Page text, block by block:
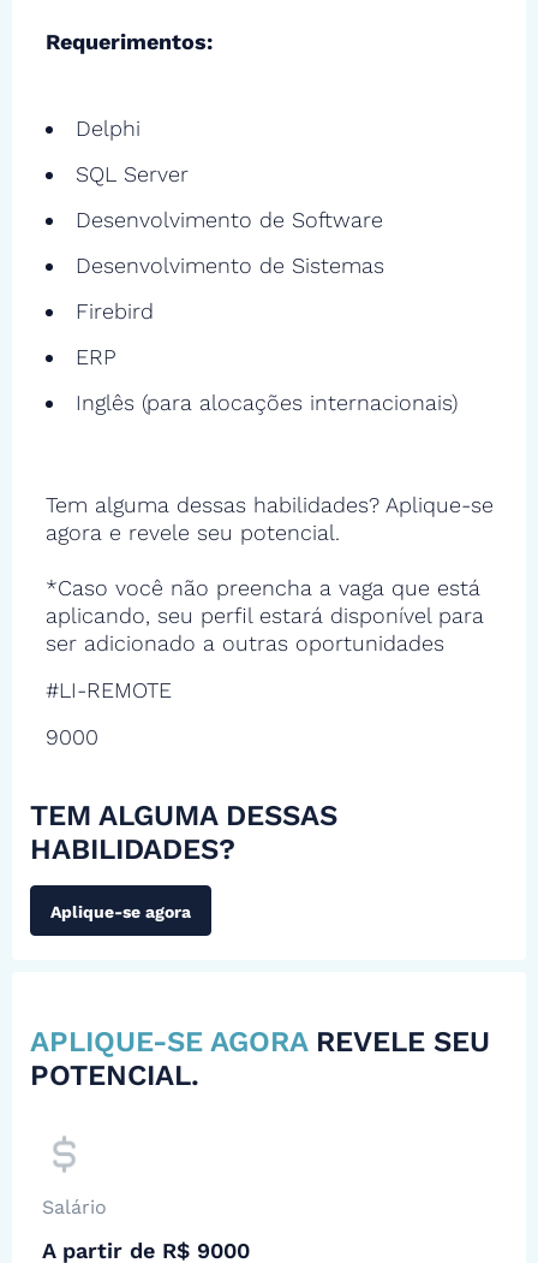
Requerimentos:
Delphi
SQL Server
Desenvolvimento de Software
Desenvolvimento de Sistemas
Firebird
ERP
Inglês (para alocações internacionais)
Tem alguma dessas habilidades? Aplique-se
agora e revele seu potencial.
*Caso você não preencha a vaga que está
aplicando, seu perfil estará disponível para
ser adicionado a outras oportunidades
#LI-REMOTE
9000
TEM ALGUMA DESSAS
HABILIDADES?
Aplique-se agora
APLIQUE-SE AGORA REVELE SEU
POTENCIAL.
Salário
A partir de R$ 9000